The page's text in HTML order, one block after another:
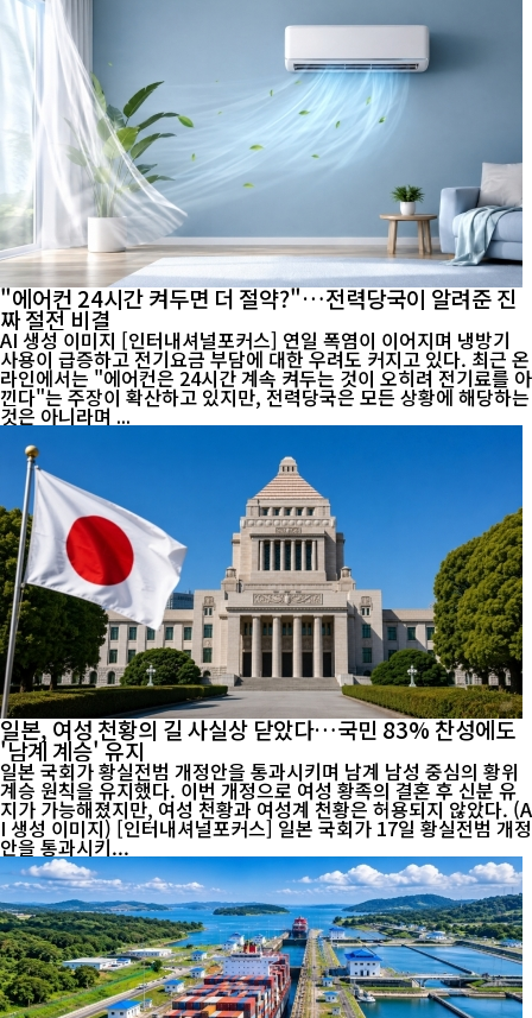
"에어컨 24시간 켜두면 더 절약?"…전력당국이 알려준 진
짜 절전 비결
AI 생성 이미지 [인터내셔널포커스] 연일 폭염이 이어지며 냉방기
사용이 급증하고 전기요금 부담에 대한 우려도 커지고 있다. 최근 온
라인에서는 "에어컨은 24시간 계속 켜두는 것이 오히려 전기료를 아
낀다"는 주장이 확산하고 있지만, 전력당국은 모든 상황에 해당하는
것은 아니라며 ...
일본, 여성 천황의 길 사실상 닫았다…국민 83% 찬성에도
'남계 계승' 유지
일본 국회가 황실전범 개정안을 통과시키며 남계 남성 중심의 황위
계승 원칙을 유지했다. 이번 개정으로 여성 황족의 결혼 후 신분 유
지가 가능해졌지만, 여성 천황과 여성계 천황은 허용되지 않았다. (A
I 생성 이미지) [인터내셔널포커스] 일본 국회가 17일 황실전범 개정
안을 통과시키...